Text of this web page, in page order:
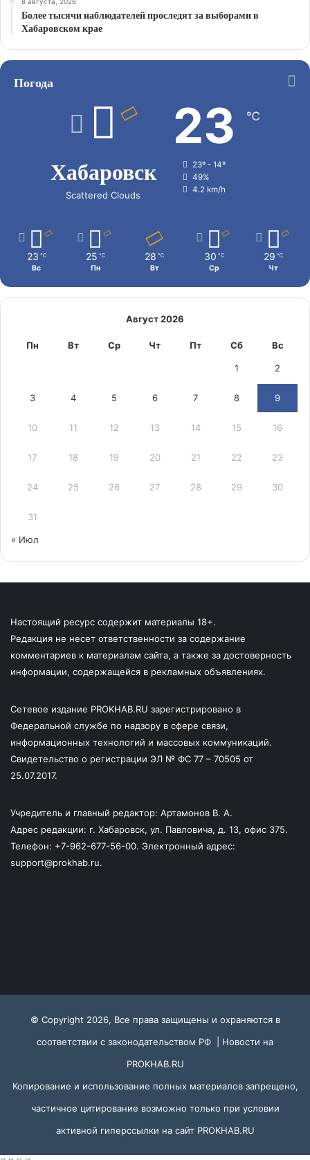
Более тысячи наблюдателей проследят за выборами в
Хабаровском крае
Погода
Хабаровск
Scattered Clouds
23 ℃
23º - 14º
49%
4.2 km/h
23 ℃
Вс
25 ℃
Пн
28 ℃
Вт
30 ℃
Ср
29 ℃
Чт
Август 2026
Пн Вт Ср Чт Пт Сб Вс
1 2
3 4 5 6 7 8 9
10 11 12 13 14 15 16
17 18 19 20 21 22 23
24 25 26 27 28 29 30
31
« Июл
Настоящий ресурс содержит материалы 18+.
Редакция не несет ответственности за содержание
комментариев к материалам сайта, а также за достоверность
информации, содержащейся в рекламных объявлениях.
Сетевое издание PROKHAB.RU зарегистрировано в
Федеральной службе по надзору в сфере связи,
информационных технологий и массовых коммуникаций.
Свидетельство о регистрации ЭЛ № ФС 77 – 70505 от
25.07.2017.
Учредитель и главный редактор: Артамонов В. А.
Адрес редакции: г. Хабаровск, ул. Павловича, д. 13, офис 375.
Телефон: +7-962-677-56-00. Электронный адрес:
support@prokhab.ru.
© Copyright 2026, Все права защищены и охраняются в
соответствии с законодательством РФ | Новости на
PROKHAB.RU
Копирование и использование полных материалов запрещено,
частичное цитирование возможно только при условии
активной гиперссылки на сайт PROKHAB.RU